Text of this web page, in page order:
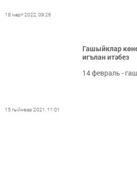
18 март 2022, 09:26
Гашыйклар
игълан итәбез
14 февраль -
15 гыйнвар 2021, 11:01